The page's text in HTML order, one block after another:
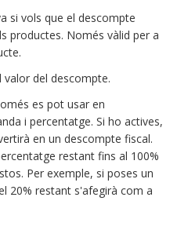
si vols que el descompte
productes. Només vàlid per a
valor del descompte.
es pot usar en
i percentatge. Si ho actives,
en un descompte fiscal.
restant fins al 100%
Per exemple, si poses un
20% restant s'afegirà com a